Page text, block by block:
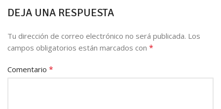
DEJA UNA RESPUESTA
Tu dirección de correo electrónico no será publicada. Los
campos obligatorios están marcados con *
Comentario *